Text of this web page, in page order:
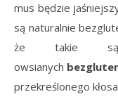
mus będzie
są naturalnie
że takie
owsianych
przekreślonego